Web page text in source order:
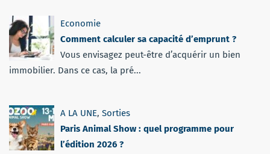
Economie
Comment calculer sa capacité d’emprunt ?
Vous envisagez peut-être d’acquérir un bien
immobilier. Dans ce cas, la pré...
A LA UNE, Sorties
Paris Animal Show : quel programme pour
l’édition 2026 ?